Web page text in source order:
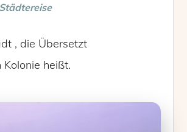
, die Übersetzt
Kolonie heißt.